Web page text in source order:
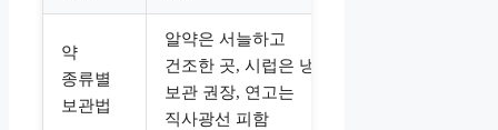
약
종류별
보관법
알약은 서늘하고
건조한 곳, 시럽은 냉장
보관 권장, 연고는
직사광선 피함